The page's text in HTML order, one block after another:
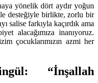
yönelik dört aydır yoğun
desteğiyle birlikte, zorlu bir
salise farkıyla kaçırdık ama
alacağımıza inanıyoruz.
çocuklarımızın azmi her
“İnşallah